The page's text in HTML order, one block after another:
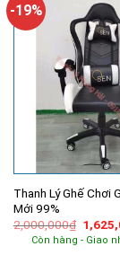
-19%
Thanh Lý Ghế Chơi
Mới 99%
2,000,000₫ Giá
gốc
là:
Còn hàng - Giao